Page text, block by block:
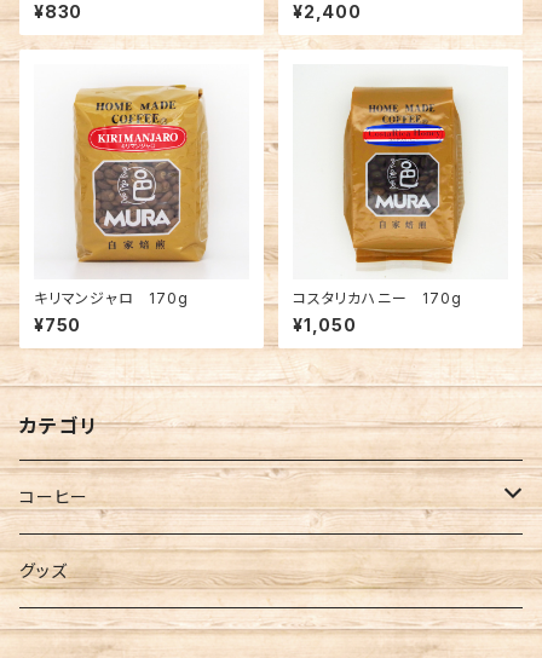
¥830 ¥2,400
キリマンジャロ 170g
¥750
コスタリカハニー 170g
¥1,050
カテゴリ
コーヒー
粉
グッズ